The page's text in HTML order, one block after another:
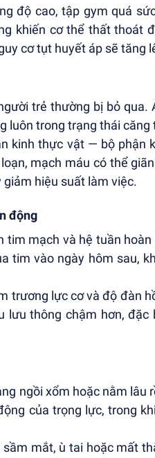
độ cao, tập gym quá
khiến cơ thể thất thoát
cơ tụt huyết áp sẽ tăng
trẻ thường bị bỏ qua.
luôn trong trạng thái căng
kinh thực vật — bộ phận
mạch máu có thể
hiệu suất làm việc.
động
mạch và hệ tuần
tim vào ngày hôm sau,
trương lực cơ và độ đàn
lưu thông chậm hơn,
ngồi xổm hoặc nằm lâu
của trọng lực, trong
mắt, ù tai hoặc mất